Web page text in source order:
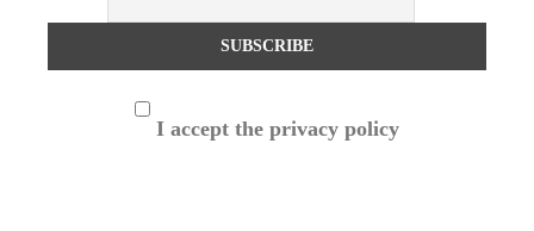
I accept the privacy policy